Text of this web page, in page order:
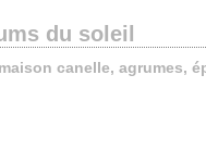
du soleil
canelle, agrumes,